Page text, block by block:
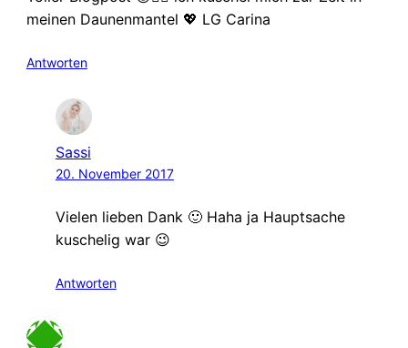
meinen Daunenmantel 💖 LG Carina
Antworten
Sassi
20. November 2017
Vielen lieben Dank 🙂 Haha ja Hauptsache
kuschelig war 😉
Antworten